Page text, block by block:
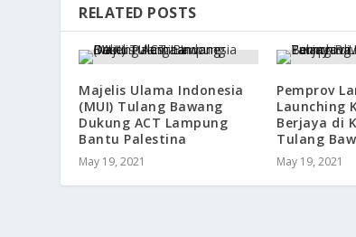
RELATED POSTS
Majelis Ulama Indonesia
(MUI) Tulang Bawang
Dukung ACT Lampung
Bantu Palestina
May 19, 2021
Pemprov
Launching
Berjaya di
Tulang
May 19, 2021